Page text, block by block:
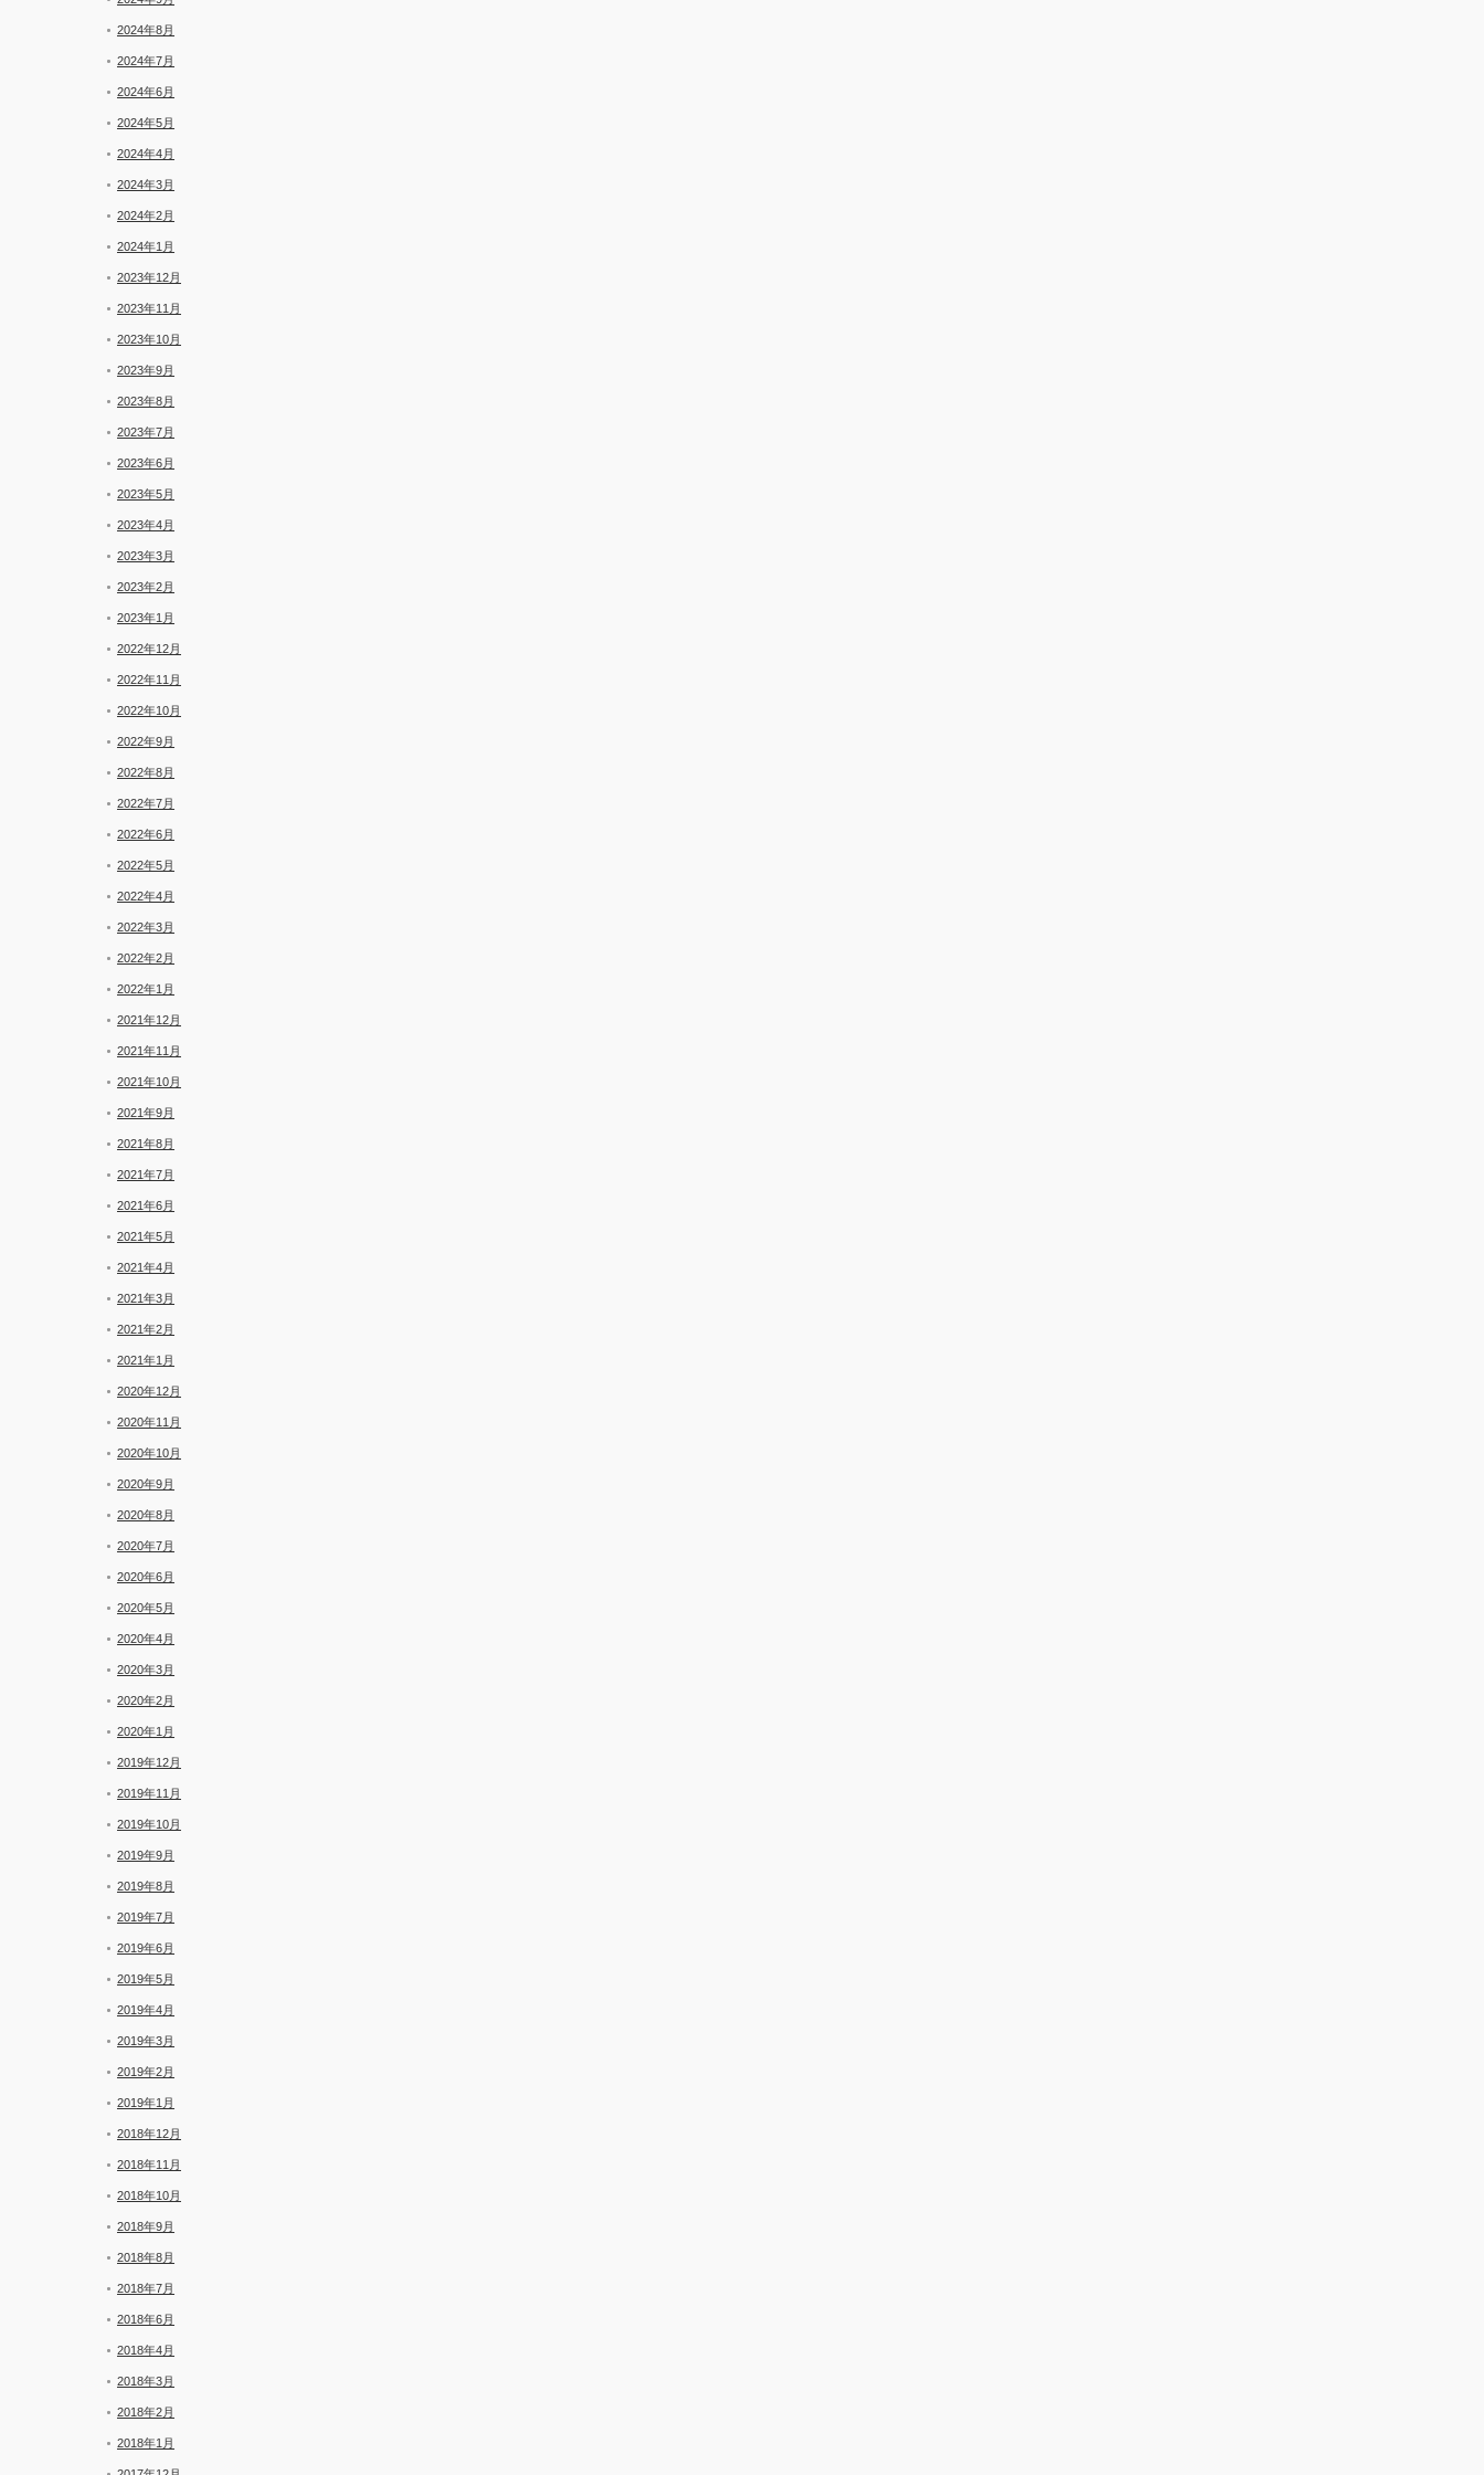
2024年8月
2024年7月
2024年6月
2024年5月
2024年4月
2024年3月
2024年2月
2024年1月
2023年12月
2023年11月
2023年10月
2023年9月
2023年8月
2023年7月
2023年6月
2023年5月
2023年4月
2023年3月
2023年2月
2023年1月
2022年12月
2022年11月
2022年10月
2022年9月
2022年8月
2022年7月
2022年6月
2022年5月
2022年4月
2022年3月
2022年2月
2022年1月
2021年12月
2021年11月
2021年10月
2021年9月
2021年8月
2021年7月
2021年6月
2021年5月
2021年4月
2021年3月
2021年2月
2021年1月
2020年12月
2020年11月
2020年10月
2020年9月
2020年8月
2020年7月
2020年6月
2020年5月
2020年4月
2020年3月
2020年2月
2020年1月
2019年12月
2019年11月
2019年10月
2019年9月
2019年8月
2019年7月
2019年6月
2019年5月
2019年4月
2019年3月
2019年2月
2019年1月
2018年12月
2018年11月
2018年10月
2018年9月
2018年8月
2018年7月
2018年6月
2018年4月
2018年3月
2018年2月
2018年1月